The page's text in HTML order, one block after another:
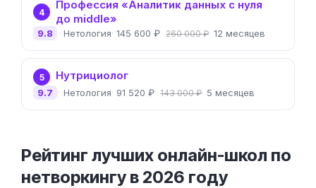
4
Профессия «Аналитик данных с нуля
до middle»
Нетология 145 600 ₽ 260 000 ₽ 12 месяцев
9.8
5 Нутрициолог
Нетология 91 520 ₽ 143 000 ₽ 5 месяцев
9.7
Рейтинг лучших онлайн-школ по
нетворкингу в 2026 году